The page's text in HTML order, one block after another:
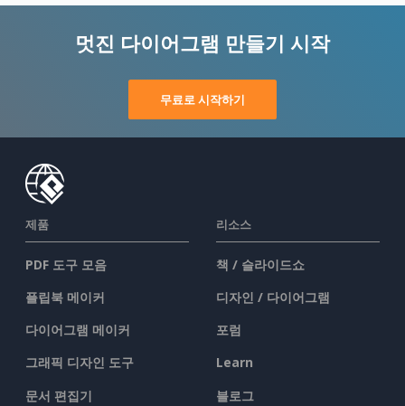
멋진 다이어그램 만들기 시작
무료로 시작하기
제품
PDF 도구 모음
플립북 메이커
다이어그램 메이커
그래픽 디자인 도구
문서 편집기
리소스
책 / 슬라이드쇼
디자인 / 다이어그램
포럼
Learn
블로그